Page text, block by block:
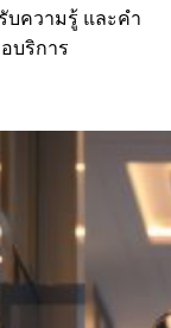
บความรู้ และคำ
บริการ